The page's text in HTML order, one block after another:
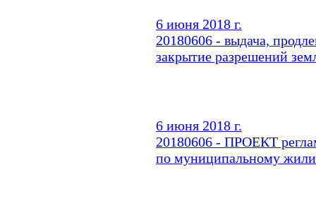
6 июня 2018 г.
20180606 - выдача,
закрытие разрешений
6 июня 2018 г.
20180606 - ПРОЕКТ
по муниципальному